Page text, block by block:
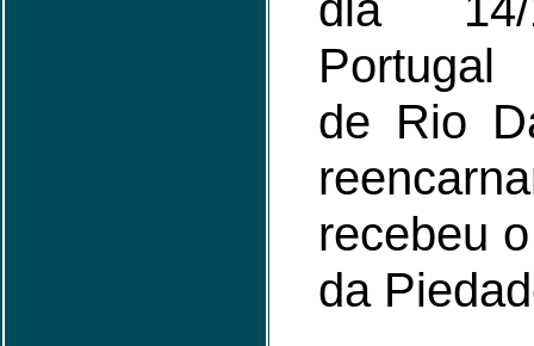
Portugal
de Rio
recebeu
da